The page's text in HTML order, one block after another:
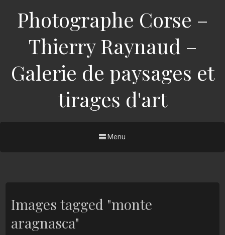
Photographe Corse –
Thierry Raynaud –
Galerie de paysages et
tirages d'art
Menu
Images tagged "monte
aragnasca"